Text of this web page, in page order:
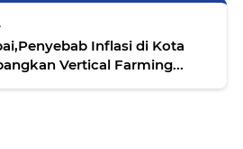
Inflasi di Kota
Vertical Farming...